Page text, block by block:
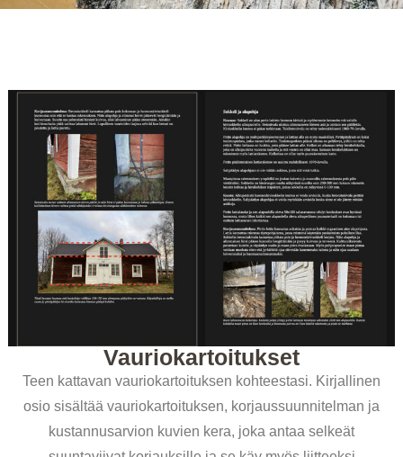
Vauriokartoitukset
Teen kattavan vauriokartoituksen kohteestasi. Kirjallinen
osio sisältää vauriokartoituksen, korjaussuunnitelman ja
kustannusarvion kuvien kera, joka antaa selkeät